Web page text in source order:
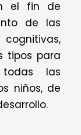
el fin de
de las
tipos para
las
niños, de